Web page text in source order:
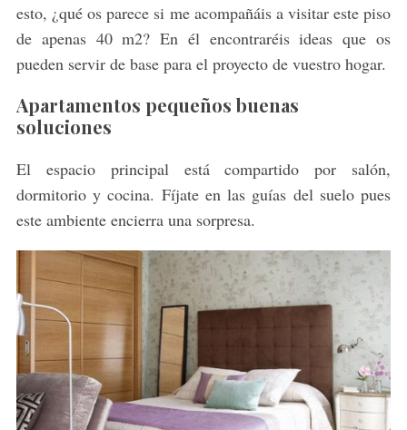
esto, ¿qué os parece si me acompañáis a visitar este piso
de apenas 40 m2? En él encontraréis ideas que os
pueden servir de base para el proyecto de vuestro hogar.
Apartamentos pequeños buenas
soluciones
El espacio principal está compartido por salón,
dormitorio y cocina. Fíjate en las guías del suelo pues
este ambiente encierra una sorpresa.